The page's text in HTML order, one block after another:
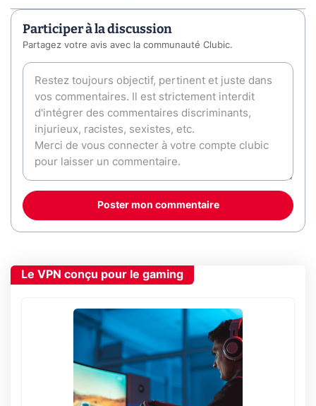
Participer à la discussion
Partagez votre avis avec la communauté Clubic.
Poster mon commentaire
Le VPN conçu pour le gaming